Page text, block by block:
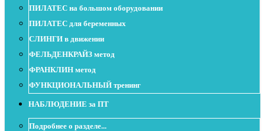
ПИЛАТЕС на большом оборудовании
ПИЛАТЕС для беременных
СЛИНГИ в движении
ФЕЛЬДЕНКРАЙЗ метод
ФРАНКЛИН метод
ФУНКЦИОНАЛЬНЫЙ тренинг
НАБЛЮДЕНИЕ за ПТ
Подробнее о разделе...